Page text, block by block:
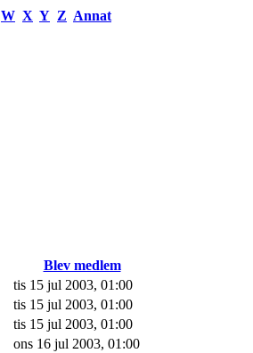
W X Y Z Annat
Blev medlem
tis 15 jul 2003, 01:00
tis 15 jul 2003, 01:00
tis 15 jul 2003, 01:00
ons 16 jul 2003, 01:00